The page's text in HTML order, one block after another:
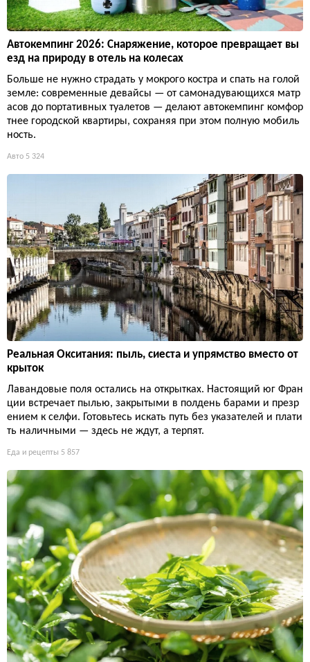
Автокемпинг 2026: Снаряжение, которое превращает вы
езд на природу в отель на колесах
Больше не нужно страдать у мокрого костра и спать на голой
земле: современные девайсы — от самонадувающихся матр
асов до портативных туалетов — делают автокемпинг комфор
тнее городской квартиры, сохраняя при этом полную мобиль
ность.
Авто 5 324
Реальная Окситания: пыль, сиеста и упрямство вместо от
крыток
Лавандовые поля остались на открытках. Настоящий юг Фран
ции встречает пылью, закрытыми в полдень барами и презр
ением к селфи. Готовьтесь искать путь без указателей и плати
ть наличными — здесь не ждут, а терпят.
Еда и рецепты 5 857